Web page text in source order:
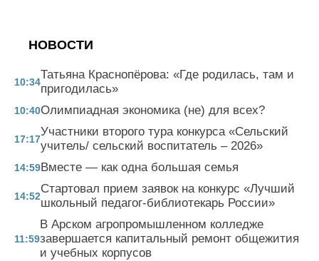
НОВОСТИ
10:34
Татьяна Краснопёрова: «Где родилась, там и
пригодилась»
10:40Олимпиадная экономика (не) для всех?
17:17
Участники второго тура конкурса «Сельский
учитель/ сельский воспитатель – 2026»
14:59Вместе — как одна большая семья
14:52
Стартовал прием заявок на конкурс «Лучший
школьный педагог-библиотекарь России»
11:59
В Арском агропромышленном колледже
завершается капитальный ремонт общежития
и учебных корпусов